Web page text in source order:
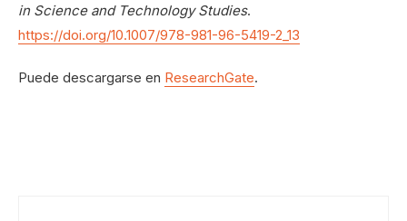
in Science and Technology Studies.
https://doi.org/10.1007/978-981-96-5419-2_13
Puede descargarse en ResearchGate.